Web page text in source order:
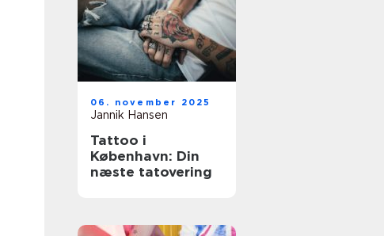
06. november 2025
Jannik Hansen
Tattoo i
København: Din
næste tatovering